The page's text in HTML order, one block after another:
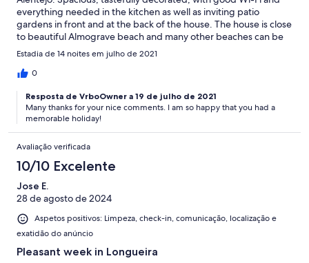
everything needed in the kitchen as well as inviting patio
gardens in front and at the back of the house. The house is close
to beautiful Almograve beach and many other beaches can be
reached easily. The sundown behind the windmill opposite the
house is always a pleasure to watch, too. Highly commended!
Estadia de 14 noites em julho de 2021
0
Resposta de VrboOwner a 19 de julho de 2021
Many thanks for your nice comments. I am so happy that you had a
memorable holiday!
Avaliação verificada
10/10 Excelente
Jose E.
28 de agosto de 2024
Aspetos positivos: Limpeza, check-in, comunicação, localização e
exatidão do anúncio
Pleasant week in Longueira